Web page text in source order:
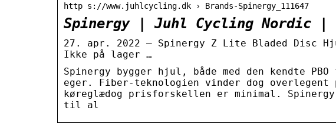
http s://www.juhlcycling.dk › Brands-Spinergy_111647
Spinergy | Juhl Cycling
27. apr. 2022 — Spinergy Z Lite Bladed Disc
Ikke på lager …
Spinergy bygger hjul, både med den kendte
eger. Fiber-teknologien vinder dog overlegent
køreglædog prisforskellen er minimal.
til al